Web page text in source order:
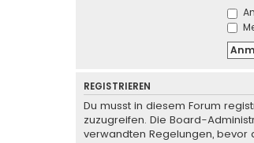
REGISTRIEREN
Du musst in diesem Forum
zuzugreifen. Die Board-
verwandten Regelungen,